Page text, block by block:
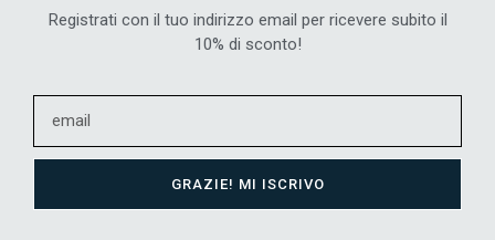
Registrati con il tuo indirizzo email per ricevere subito il
10% di sconto!
GRAZIE! MI ISCRIVO